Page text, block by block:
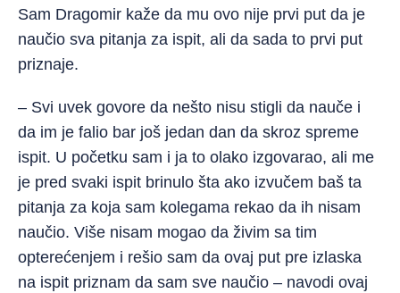
Sam Dragomir kaže da mu ovo nije prvi put da je
naučio sva pitanja za ispit, ali da sada to prvi put
priznaje.
– Svi uvek govore da nešto nisu stigli da nauče i
da im je falio bar još jedan dan da skroz spreme
ispit. U početku sam i ja to olako izgovarao, ali me
je pred svaki ispit brinulo šta ako izvučem baš ta
pitanja za koja sam kolegama rekao da ih nisam
naučio. Više nisam mogao da živim sa tim
opterećenjem i rešio sam da ovaj put pre izlaska
na ispit priznam da sam sve naučio – navodi ovaj